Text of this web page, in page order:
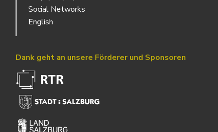
Social Networks
English
Dank geht an unsere Förderer und Sponsoren